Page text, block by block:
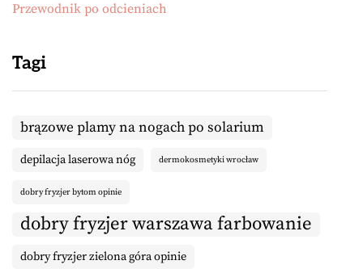
Przewodnik po odcieniach
Tagi
brązowe plamy na nogach po solarium
depilacja laserowa nóg dermokosmetyki wrocław
dobry fryzjer bytom opinie
dobry fryzjer warszawa farbowanie
dobry fryzjer zielona góra opinie